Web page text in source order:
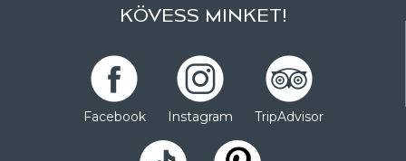
KÖVESS MINKET!
Facebook Instagram TripAdvisor